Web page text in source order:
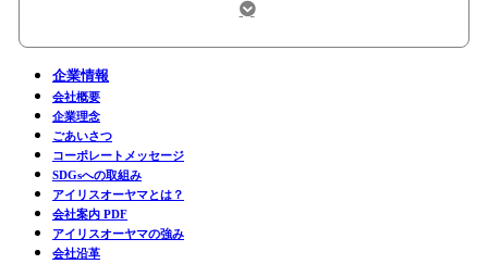
企業情報
会社概要
企業理念
ごあいさつ
コーポレートメッセージ
SDGsへの取組み
アイリスオーヤマとは？
会社案内 PDF
アイリスオーヤマの強み
会社沿革